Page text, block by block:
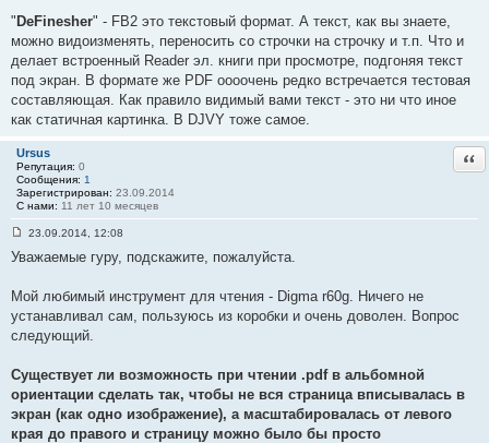
е
н
и
#
5
6
" DeFinesher" - FB2 это текстовый формат. А текст, как вы знаете,
можно видоизменять, переносить со строчки на строчку и т.п. Что и
делает встроенный Reader эл. книги при просмотре, подгоняя текст
под экран. В формате же PDF оооочень редко встречается тестовая
составляющая. Как правило видимый вами текст - это ни что иное
как статичная картинка. В DJVY тоже самое.
Ursus
Репутация: 0
Сообщения: 1
Зарегистрирован: 23.09.2014
С нами: 11 лет 10 месяцев
о
щ
н
и
5
7
23.09.2014, 12:08
Уважаемые гуру, подскажите, пожалуйста.
Мой любимый инструмент для чтения - Digma r60g. Ничего не
устанавливал сам, пользуюсь из коробки и очень доволен. Вопрос
следующий.
Существует ли возможность при чтении .pdf в альбомной
ориентации сделать так, чтобы не вся страница вписывалась в
экран (как одно изображение), а масштабировалась от левого
края до правого и страницу можно было бы просто